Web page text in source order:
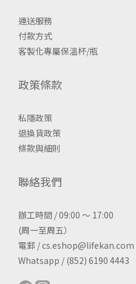
運送服務
付款方式
客製化專屬保溫杯/瓶
政策條款
私隱政策
退換貨政策
條款與細則
聯絡我們
辦工時間 / 09:00 ～ 17:00
(周一至周五）
電郵 / cs.eshop@lifekan.com
Whatsapp / (852) 6190 4443